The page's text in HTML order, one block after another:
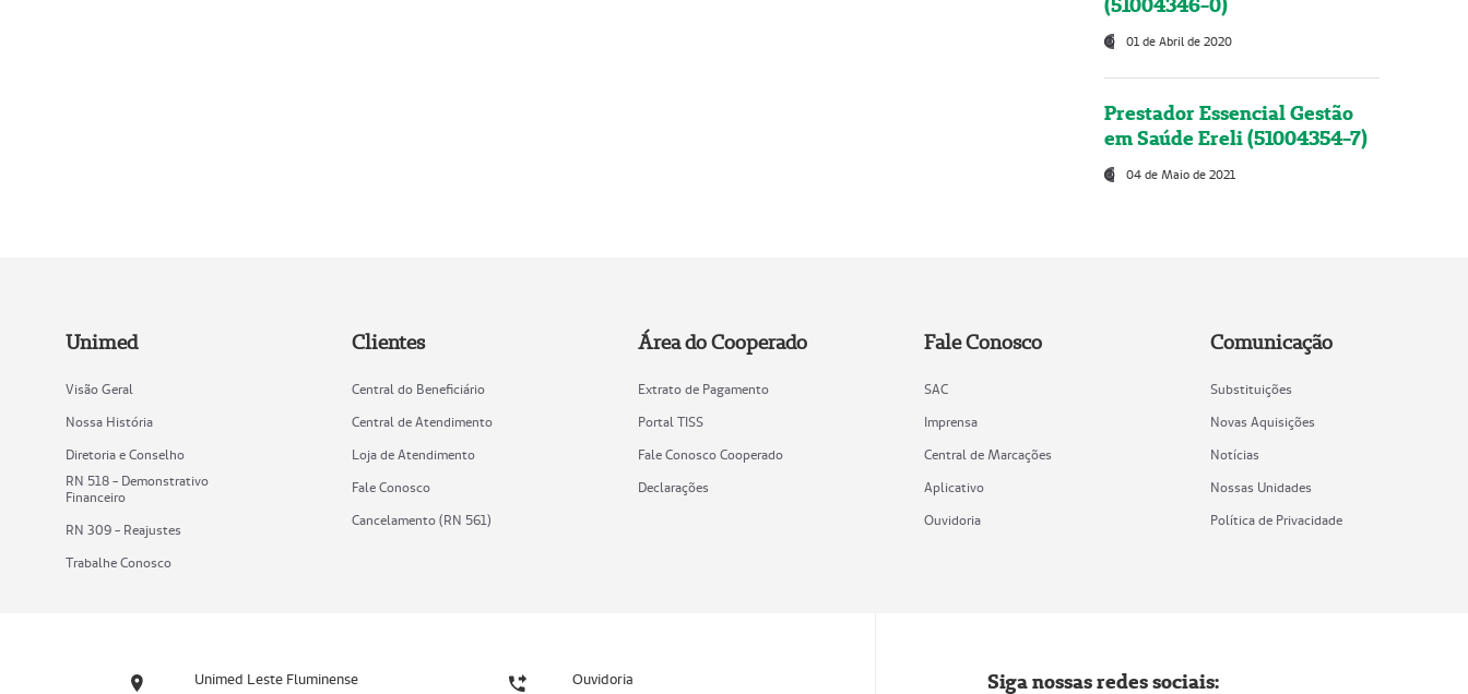
(51004346-0)
01 de Abril de 2020
Prestador Essencial Gestão
em Saúde Ereli (51004354-7)
04 de Maio de 2021
Unimed
Visão Geral
Nossa História
Diretoria e Conselho
RN 518 - Demonstrativo
Financeiro
RN 309 - Reajustes
Trabalhe Conosco
Clientes
Central do Beneficiário
Central de Atendimento
Loja de Atendimento
Fale Conosco
Cancelamento (RN 561)
Área do Cooperado
Extrato de Pagamento
Portal TISS
Fale Conosco Cooperado
Declarações
Fale Conosco
SAC
Imprensa
Central de Marcações
Aplicativo
Ouvidoria
Comunicação
Substituições
Novas Aquisições
Notícias
Nossas Unidades
Política de Privacidade
Unimed Leste Fluminense Ouvidoria Siga nossas redes sociais: